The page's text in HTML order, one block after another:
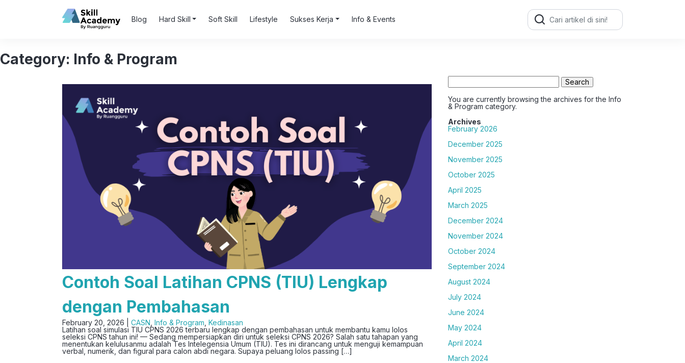
Blog Hard Skill Soft Skill Lifestyle Sukses Kerja Info & Events
Search
for:
Category: Info & Program
Contoh Soal Latihan CPNS (TIU) Lengkap
dengan Pembahasan
February 20, 2026 | CASN Info & Program Kedinasan
Latihan soal simulasi TIU CPNS 2026 terbaru lengkap dengan pembahasan untuk membantu kamu lolos
seleksi CPNS tahun ini! — Sedang mempersiapkan diri untuk seleksi CPNS 2026? Salah satu tahapan yang
menentukan kelulusanmu adalah Tes Intelegensia Umum (TIU). Tes ini dirancang untuk menguji kemampuan
verbal, numerik, dan figural para calon abdi negara. Supaya peluang lolos passing […]
Search
for:
You are currently browsing the archives for the Info
& Program category.
Archives
February 2026
December 2025
November 2025
October 2025
April 2025
March 2025
December 2024
November 2024
October 2024
September 2024
August 2024
July 2024
June 2024
May 2024
April 2024
March 2024